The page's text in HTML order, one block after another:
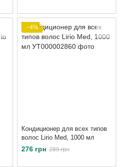
−4%
Кондиционер для всех типов
волос Lirio Med, 1000 мл
276 грн 289 грн